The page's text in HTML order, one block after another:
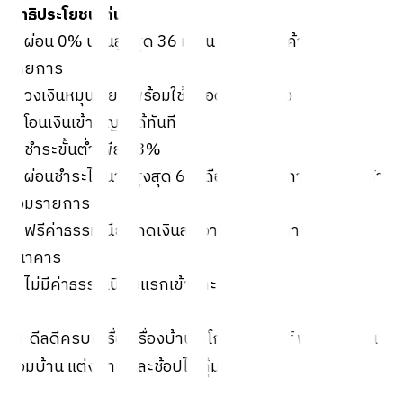
สิทธิประโยชน์เด่น
✅ ผ่อน 0% นานสูงสุด 36 เดือน สำหรับสินค้าที่ร่วม
รายการ
✅ วงเงินหมุนเวียน พร้อมใช้ตลอด 24 ชั่วโมง
✅ โอนเงินเข้าบัญชีได้ทันที
✅ ชำระขั้นต่ำเพียง 3%
✅ ผ่อนชำระได้นานสูงสุด 60 เดือน ผ่านบริการและร้านค้าที่
ร่วมรายการ
✅ ฟรีค่าธรรมเนียมกดเงินสดจากตู้ ATM ตามเงื่อนไข
ธนาคาร
✅ ไม่มีค่าธรรมเนียมแรกเข้าและรายปี
🏠 ดีลดีครบเครื่องเรื่องบ้าน ที่โกลบอลเฮ้าส์ พร้อมให้คุณ
ซ่อมบ้าน แต่งบ้าน และช้อปได้คุ้มยิ่งกว่าเดิม